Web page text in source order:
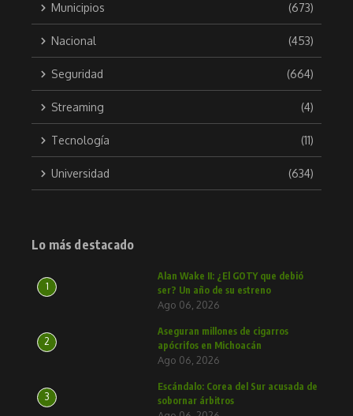
Municipios (673)
Nacional (453)
Seguridad (664)
Streaming (4)
Tecnología (11)
Universidad (634)
Lo más destacado
1
Alan Wake II: ¿El GOTY que debió
ser? Un año de su estreno
Ago 06, 2026
2
Aseguran millones de cigarros
apócrifos en Michoacán
Ago 06, 2026
3
Escándalo: Corea del Sur acusada de
sobornar árbitros